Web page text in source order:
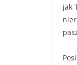
jak